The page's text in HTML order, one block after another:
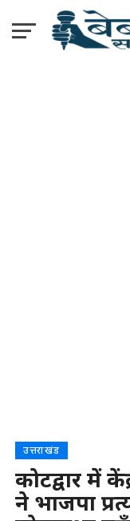
उत्तराखंड
कोटद्वार में
ने भाजपा